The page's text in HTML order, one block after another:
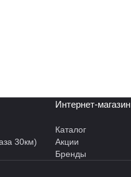
30км)
Интернет-магазин
Каталог
Акции
Бренды